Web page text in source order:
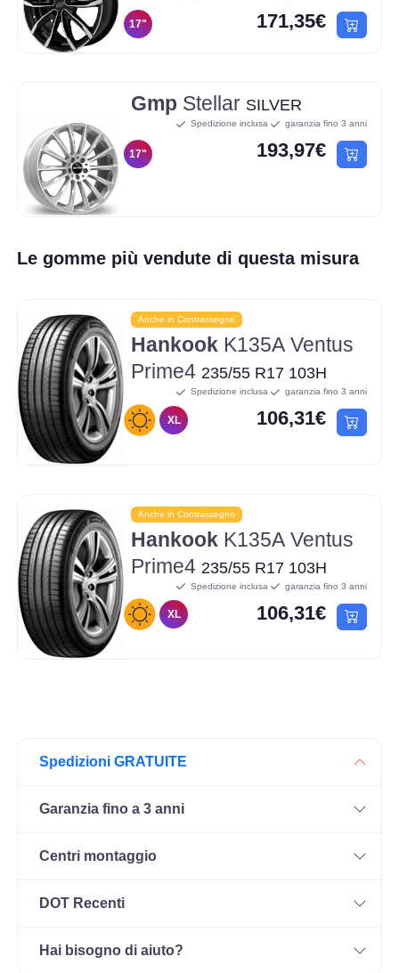
17" 171,35€
Gmp Stellar SILVER
17"
Spedizione inclusa garanzia fino 3 anni
193,97€
Le gomme più vendute di questa misura
Anche in Contrassegno
Hankook K135A Ventus
Prime4 235/55 R17 103H
XL
Spedizione inclusa garanzia fino 3 anni
106,31€
Anche in Contrassegno
Hankook K135A Ventus
Prime4 235/55 R17 103H
XL
Spedizione inclusa garanzia fino 3 anni
106,31€
Spedizioni GRATUITE
Garanzia fino a 3 anni
Centri montaggio
DOT Recenti
Hai bisogno di aiuto?